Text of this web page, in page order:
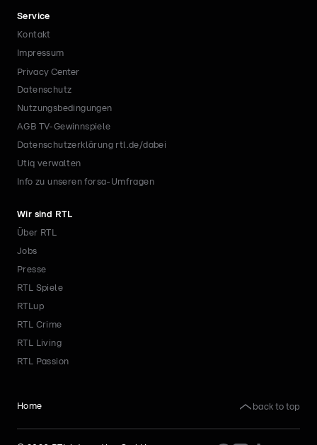
Service
Kontakt
Impressum
Privacy Center
Datenschutz
Nutzungsbedingungen
AGB TV-Gewinnspiele
Datenschutzerklärung rtl.de/dabei
Utiq verwalten
Info zu unseren forsa-Umfragen
Wir sind RTL
Über RTL
Jobs
Presse
RTL Spiele
RTLup
RTL Crime
RTL Living
RTL Passion
Home back to top